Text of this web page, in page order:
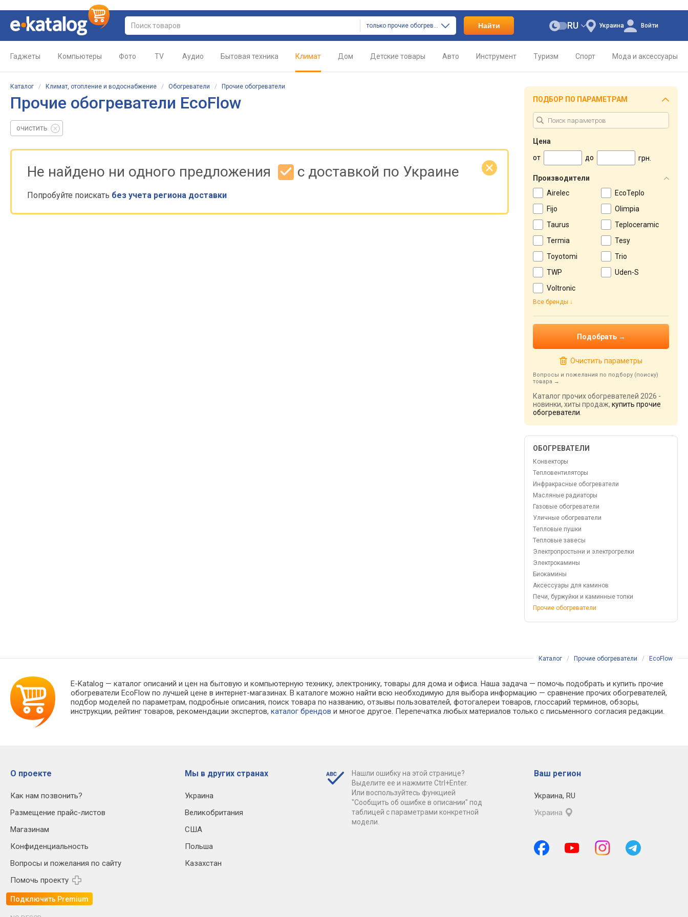
только прочие обогреватели Найти Украина
RU Войти
Гаджеты Компьютеры Фото TV Аудио Бытовая техника Климат Дом Детские товары Авто Инструмент Туризм Спорт Мода и аксессуары
Каталог / Климат, отопление и водоснабжение / Обогреватели / Прочие обогреватели
Прочие обогреватели EcoFlow
очистить
Не найдено ни одного предложения с доставкой по Украине
Попробуйте поискать без учета региона доставки
ПОДБОР ПО ПАРАМЕТРАМ
Цена
от
до грн.
Производители
Airelec
EcoTeplo
Fijo
Olimpia
Taurus
Teploceramic
Termia
Tesy
Toyotomi
Trio
TWP
Uden-S
Voltronic
Все бренды
Очистить параметры
Вопросы и пожелания по подбору (поиску)
товара
Каталог прочих обогревателей 2026 -
новинки, хиты продаж, купить прочие
обогреватели
ОБОГРЕВАТЕЛИ
Конвекторы
Тепловентиляторы
Инфракрасные обогреватели
Масляные радиаторы
Газовые обогреватели
Уличные обогреватели
Тепловые пушки
Тепловые завесы
Электропростыни и электрогрелки
Электрокамины
Биокамины
Аксессуары для каминов
Печи, буржуйки и каминные топки
Прочие обогреватели
Каталог / Прочие обогреватели / EcoFlow
E-Katalog — каталог описаний и цен на бытовую и компьютерную технику, электронику, товары для дома и офиса. Наша задача — помочь подобрать и купить прочие
обогреватели EcoFlow по лучшей цене в интернет-магазинах. В каталоге можно найти всю необходимую для выбора информацию — сравнение прочих обогревателей,
подбор моделей по параметрам, подробные описания, поиск товара по названию, отзывы пользователей, фотогалереи товаров, глоссарий терминов, обзоры,
инструкции, рейтинг товаров, рекомендации экспертов,каталог брендов и многое другое. Перепечатка любых материалов только с письменного согласия редакции.
О проекте
Как нам позвонить?
Размещение прайс-листов
Магазинам
Конфиденциальность
Вопросы и пожелания по сайту
Помочь проекту
Подключить Premium
Мы в других странах
Украина
Великобритания
США
Польша
Казахстан
Нашли ошибку на этой странице?
Выделите ее и нажмите Ctrl+Enter.
Или воспользуйтесь функцией
"Сообщить об ошибке в описании" под
таблицей с параметрами конкретной
модели.
Ваш регион
Украина, RU
Украина